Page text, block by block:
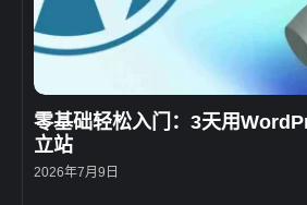
零基础轻松入门：3天用
立站
2026年7月9日